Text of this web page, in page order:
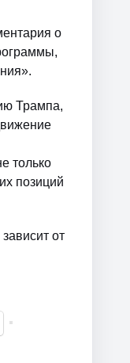
о
Трампа,
только
позиций
от